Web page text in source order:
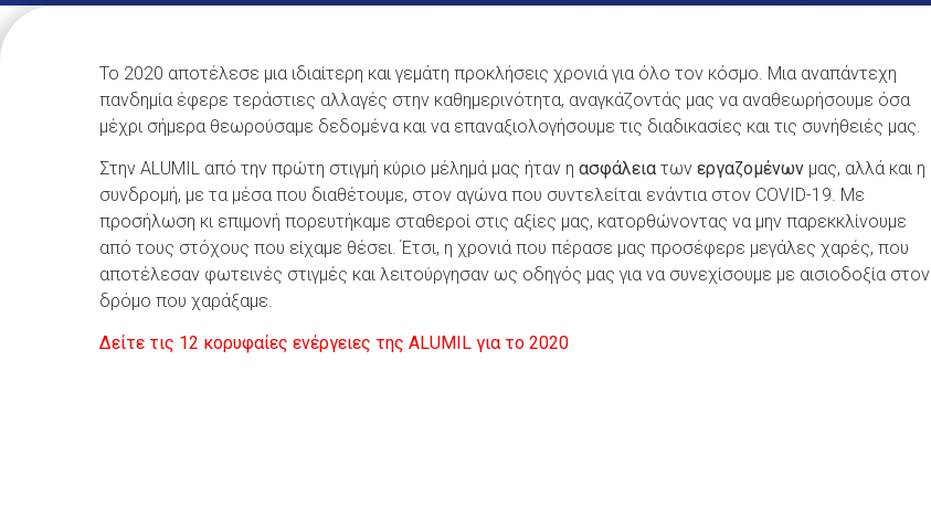
Το 2020 αποτέλεσε μια ιδιαίτερη και γεμάτη προκλήσεις χρονιά για όλο τον κόσμο. Μια αναπάντεχη
πανδημία έφερε τεράστιες αλλαγές στην καθημερινότητα, αναγκάζοντάς μας να αναθεωρήσουμε όσα
μέχρι σήμερα θεωρούσαμε δεδομένα και να επαναξιολογήσουμε τις διαδικασίες και τις συνήθειές μας.
Στην ALUMIL από την πρώτη στιγμή κύριο μέλημά μας ήταν η ασφάλεια των εργαζομένων μας, αλλά και η
συνδρομή, με τα μέσα που διαθέτουμε, στον αγώνα που συντελείται ενάντια στον COVID-19. Με
προσήλωση κι επιμονή πορευτήκαμε σταθεροί στις αξίες μας, κατορθώνοντας να μην παρεκκλίνουμε
από τους στόχους που είχαμε θέσει. Έτσι, η χρονιά που πέρασε μας προσέφερε μεγάλες χαρές, που
αποτέλεσαν φωτεινές στιγμές και λειτούργησαν ως οδηγός μας για να συνεχίσουμε με αισιοδοξία στον
δρόμο που χαράξαμε.
Δείτε τις 12 κορυφαίες ενέργειες της ALUMIL για το 2020